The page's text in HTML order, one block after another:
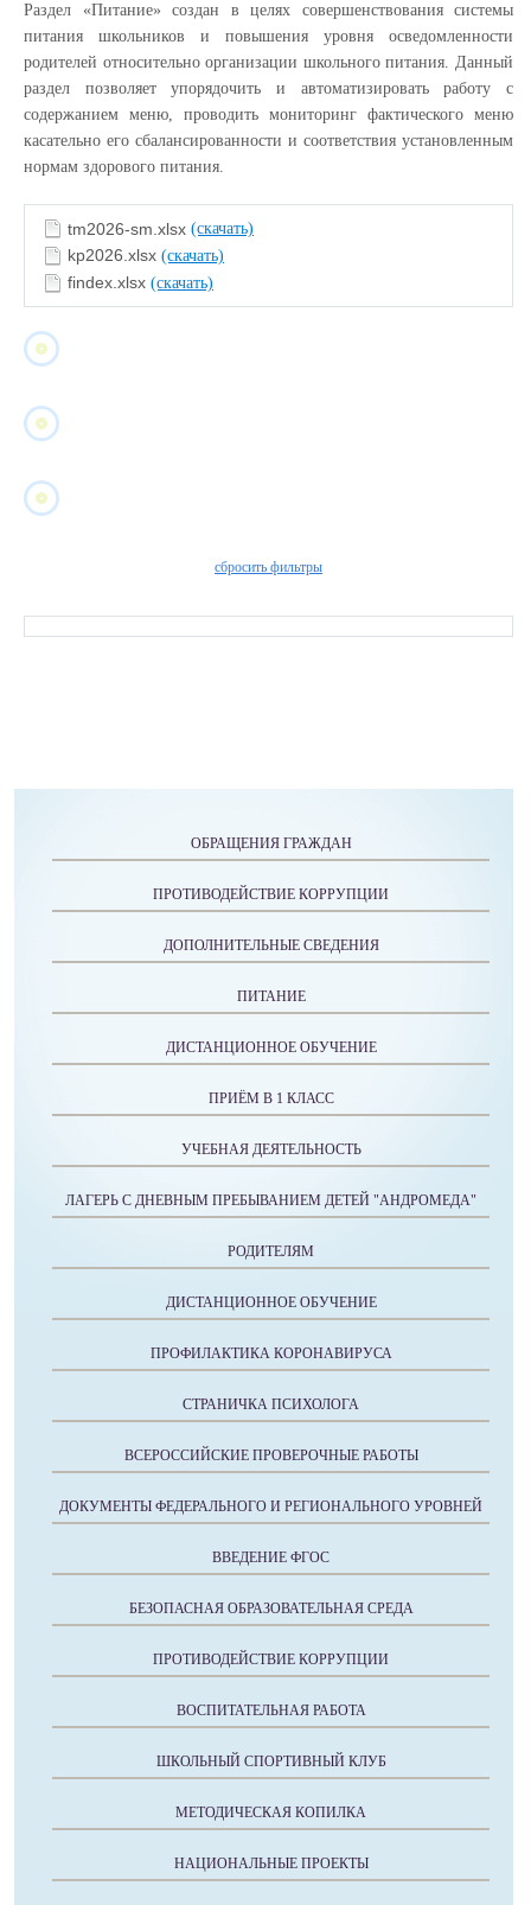
Раздел «Питание» создан в целях совершенствования системы
питания школьников и повышения уровня осведомленности
родителей относительно организации школьного питания. Данный
раздел позволяет упорядочить и автоматизировать работу с
содержанием меню, проводить мониторинг фактического меню
касательно его сбалансированности и соответствия установленным
нормам здорового питания.
tm2026-sm.xlsx (скачать)
kp2026.xlsx (скачать)
findex.xlsx (скачать)
сбросить фильтры
ОБРАЩЕНИЯ ГРАЖДАН
ПРОТИВОДЕЙСТВИЕ КОРРУПЦИИ
ДОПОЛНИТЕЛЬНЫЕ СВЕДЕНИЯ
ПИТАНИЕ
ДИСТАНЦИОННОЕ ОБУЧЕНИЕ
ПРИЁМ В 1 КЛАСС
УЧЕБНАЯ ДЕЯТЕЛЬНОСТЬ
ЛАГЕРЬ С ДНЕВНЫМ ПРЕБЫВАНИЕМ ДЕТЕЙ "АНДРОМЕДА"
РОДИТЕЛЯМ
ДИСТАНЦИОННОЕ ОБУЧЕНИЕ
ПРОФИЛАКТИКА КОРОНАВИРУСА
СТРАНИЧКА ПСИХОЛОГА
ВСЕРОССИЙСКИЕ ПРОВЕРОЧНЫЕ РАБОТЫ
ДОКУМЕНТЫ ФЕДЕРАЛЬНОГО И РЕГИОНАЛЬНОГО УРОВНЕЙ
ВВЕДЕНИЕ ФГОС
БЕЗОПАСНАЯ ОБРАЗОВАТЕЛЬНАЯ СРЕДА
ПРОТИВОДЕЙСТВИЕ КОРРУПЦИИ
ВОСПИТАТЕЛЬНАЯ РАБОТА
ШКОЛЬНЫЙ СПОРТИВНЫЙ КЛУБ
МЕТОДИЧЕСКАЯ КОПИЛКА
НАЦИОНАЛЬНЫЕ ПРОЕКТЫ